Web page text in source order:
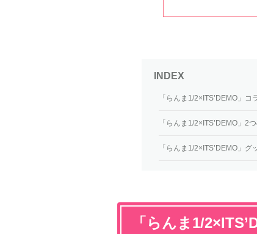
「らんま1/2×ITS’DEMO」
「らんま1/2×ITS’DEMO」2
「らんま1/2×ITS’DEMO」
「らんま1/